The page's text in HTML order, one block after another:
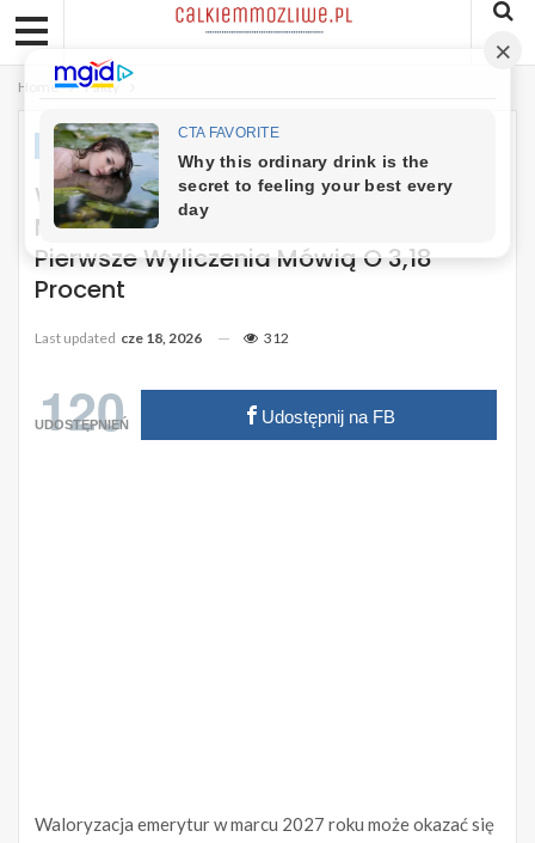
Home Fakty
FAKTY
Waloryzacja Emerytur W 2027 Roku
Może Być Najniższa Od Dekady.
Pierwsze Wyliczenia Mówią O 3,18
Procent
Last updated cze 18, 2026 312
120
UDOSTĘPNIEŃ Udostępnij na FB
Waloryzacja emerytur w marcu 2027 roku może okazać się